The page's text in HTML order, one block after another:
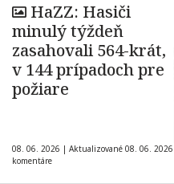
HaZZ: Hasiči
minulý týždeň
zasahovali 564-krát,
v 144 prípadoch pre
požiare
08. 06. 2026 | Aktualizované 08. 06. 2026
komentáre